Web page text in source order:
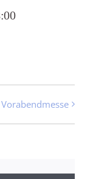
Vorabendmesse